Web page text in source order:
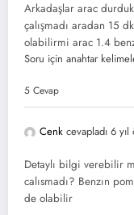
Arkadaşlar arac
çalışmadı aradan 15
olabilirmi arac 1.4
Soru için anahtar
5 Cevap
Cenk cevapladı 6
Detaylı bilgi verebilir
calısmadı? Benzın
de olabilir